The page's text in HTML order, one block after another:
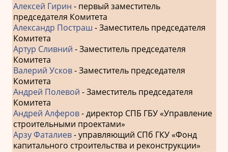
Алексей Гирин - первый заместитель
председателя Комитета
Александр Постраш - Заместитель председателя
Комитета
Артур Сливний - Заместитель председателя
Комитета
Валерий Усков- Заместитель председателя
Комитета
Андрей Полевой - Заместитель председателя
Комитета
Андрей Алферов- директор СПБ ГБУ «Управление
строительными проектами»
Арзу Фаталиев- управляющий СПб ГКУ «Фонд
капитального строительства и реконструкции»